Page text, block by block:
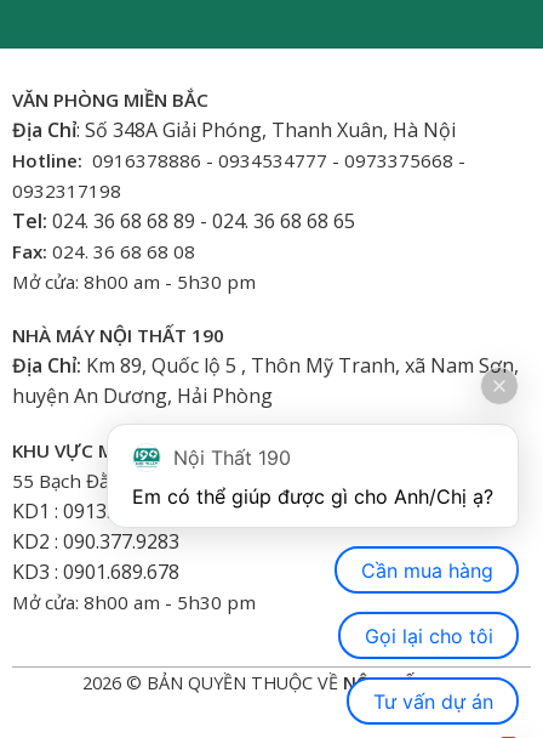
VĂN PHÒNG MIỀN BẮC
Địa Chỉ: Số 348A Giải Phóng, Thanh Xuân, Hà Nội
Hotline: 0916378886 - 0934534777 - 0973375668 -
0932317198
Tel: 024. 36 68 68 89 - 024. 36 68 68 65
Fax: 024. 36 68 68 08
Mở cửa: 8h00 am - 5h30 pm
NHÀ MÁY NỘI THẤT 190
Địa Chỉ: Km 89, Quốc lộ 5 , Thôn Mỹ Tranh, xã Nam Sơn,
huyện An Dương, Hải Phòng
KHU VỰC MIỀN NAM
55 Bạch Đằng, Phường 15, Bình Thạnh-HCM
KD1 : 0913.922.926
KD2 : 090.377.9283
KD3 : 0901.689.678
Mở cửa: 8h00 am - 5h30 pm
2026 © BẢN QUYỀN THUỘC VỀ NỘI THẤT 190
Nội Thất 190
Cần mua hàng
Gọi lại cho tôi
Tư vấn dự án